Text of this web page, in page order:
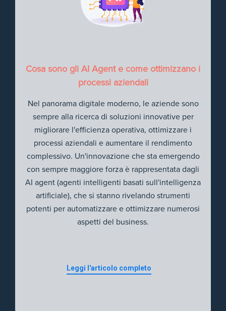
Cosa sono gli AI Agent e come ottimizzano i
processi aziendali
Nel panorama digitale moderno, le aziende sono
sempre alla ricerca di soluzioni innovative per
migliorare l'efficienza operativa, ottimizzare i
processi aziendali e aumentare il rendimento
complessivo. Un'innovazione che sta emergendo
con sempre maggiore forza è rappresentata dagli
AI agent (agenti intelligenti basati sull'intelligenza
artificiale), che si stanno rivelando strumenti
potenti per automatizzare e ottimizzare numerosi
aspetti del business.
Leggi l'articolo completo